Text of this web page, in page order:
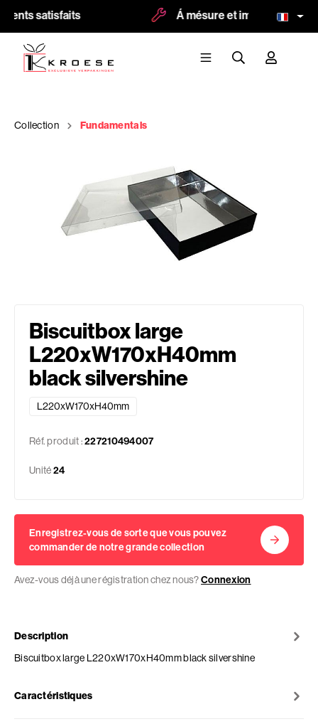
satisfaits Á mésure et impression
Collection Fundamentals
Biscuitbox large
L220xW170xH40mm
black silvershine
L220xW170xH40mm
Réf. produit :227210494007
Unité24
Enregistrez-vous de sorte que vous pouvez
commander de notre grande collection
Avez-vous déjà une régistration chez nous?Connexion
Description
Biscuitbox large L220xW170xH40mm black silvershine
Caractéristiques